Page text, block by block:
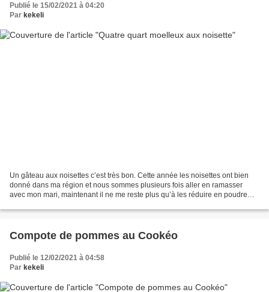
Publié le 15/02/2021 à 04:20
Par kekeli
Un gâteau aux noisettes c’est très bon. Cette année les noisettes ont bien
donné dans ma région et nous sommes plusieurs fois aller en ramasser
avec mon mari, maintenant il ne me reste plus qu’à les réduire en poudre
Compote de pommes au Cookéo
Publié le 12/02/2021 à 04:58
Par kekeli